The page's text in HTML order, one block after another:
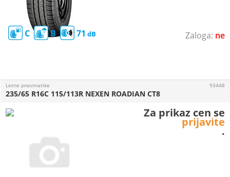
ne
C B 71
Letne pnevmatike
235/65 R16C 115/113R NEXEN ROADIAN CT8
93448
Za prikaz cen se
prijavite
.